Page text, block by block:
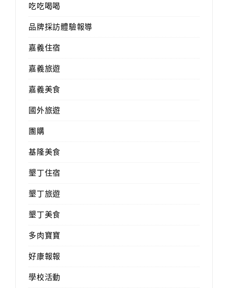
吃吃喝喝
品牌採訪體驗報導
嘉義住宿
嘉義旅遊
嘉義美食
國外旅遊
團購
基隆美食
墾丁住宿
墾丁旅遊
墾丁美食
多肉寶寶
好康報報
學校活動